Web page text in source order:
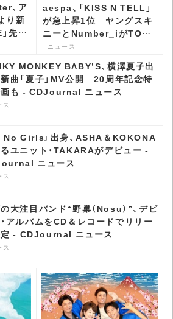
、ア
り新
先行
ニ
aespa、「KISS N TELL」
が急上昇1位 ヤングスキ
ニーとNumber_iがTOP3
- CDJournal ニュース
ニュース
MONKEY BΛBY’S、横澤夏子出
曲「夏子」MV公開 20周年記念特
画も - CDJournal ニュース
ス
No Girls』出身、ASHA＆KOKONA
ユニット・TAKARAがデビュー -
ニュース
ス
大注目バンド“野巢（Nosu）”、デビ
アルバムをCD＆レコードでリリー
定 - CDJournal ニュース
ス